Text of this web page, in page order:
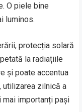
O piele bine
luminos.
protecția solară
la radiațiile
și poate accentua
utilizarea zilnică a
mai importanți pași